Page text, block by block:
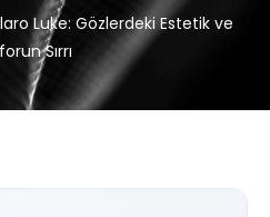
Luke: Gözlerdeki Estetik ve
Sırrı